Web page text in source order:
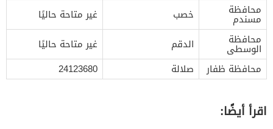
محافظة
مسندم خصب
غير متاحة حاليًا
محافظة
الوسطى الدقم
غير متاحة حاليًا
محافظة ظفار
صلالة 24123680
اقرأ أيضًا: